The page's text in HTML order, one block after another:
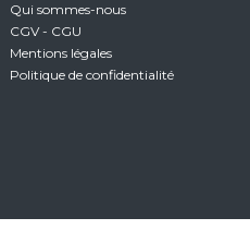
Qui sommes-nous
CGV - CGU
Mentions légales
Politique de confidentialité